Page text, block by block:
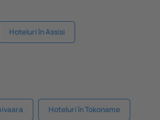
Hoteluri în Assisi
Hoteluri în Tokoname